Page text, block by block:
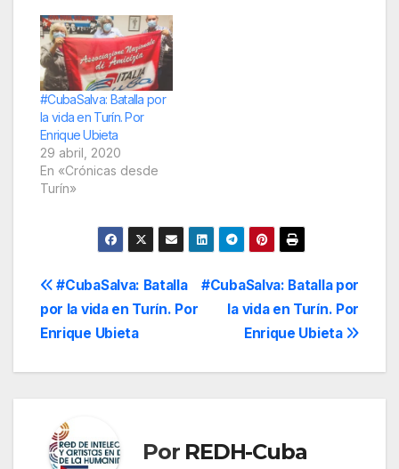
#CubaSalva: Batalla por
la vida en Turín. Por
Enrique Ubieta
29 abril, 2020
En «Crónicas desde
Turín»
Navegación
de
entradas
#CubaSalva: Batalla por
la vida en Turín. Por
Enrique Ubieta
#CubaSalva: Batalla
por la vida en Turín. Por
Enrique Ubieta
Por REDH-Cuba